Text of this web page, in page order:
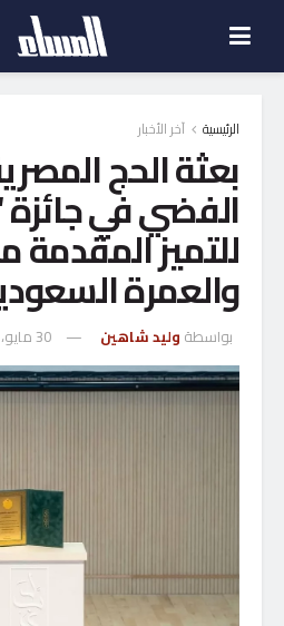
الرئيسية آخر الأخبار
بعثة الحج
الفضي في جائزة
للتميز المقدمة
والعمرة
بواسطة وليد شاهين 30 مايو، 2026